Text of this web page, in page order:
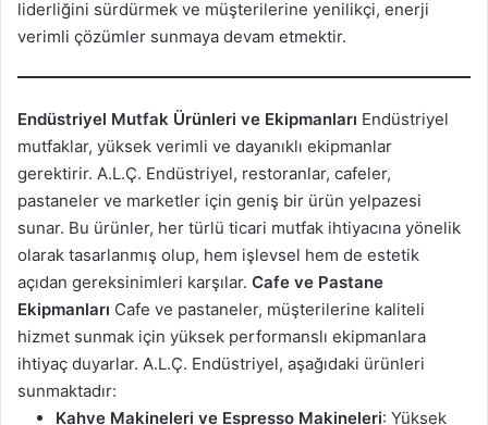
liderliğini sürdürmek ve müşterilerine yenilikçi, enerji
verimli çözümler sunmaya devam etmektir.
Endüstriyel Mutfak Ürünleri ve Ekipmanları Endüstriyel
mutfaklar, yüksek verimli ve dayanıklı ekipmanlar
gerektirir. A.L.Ç. Endüstriyel, restoranlar, cafeler,
pastaneler ve marketler için geniş bir ürün yelpazesi
sunar. Bu ürünler, her türlü ticari mutfak ihtiyacına yönelik
olarak tasarlanmış olup, hem işlevsel hem de estetik
açıdan gereksinimleri karşılar. Cafe ve Pastane
Ekipmanları Cafe ve pastaneler, müşterilerine kaliteli
hizmet sunmak için yüksek performanslı ekipmanlara
ihtiyaç duyarlar. A.L.Ç. Endüstriyel, aşağıdaki ürünleri
sunmaktadır:
Kahve Makineleri ve Espresso Makineleri: Yüksek